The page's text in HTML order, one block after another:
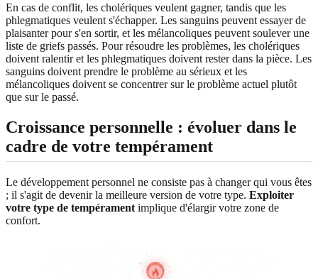
En cas de conflit, les cholériques veulent gagner, tandis que les
phlegmatiques veulent s'échapper. Les sanguins peuvent essayer de
plaisanter pour s'en sortir, et les mélancoliques peuvent soulever une
liste de griefs passés. Pour résoudre les problèmes, les cholériques
doivent ralentir et les phlegmatiques doivent rester dans la pièce. Les
sanguins doivent prendre le problème au sérieux et les
mélancoliques doivent se concentrer sur le problème actuel plutôt
que sur le passé.
Croissance personnelle : évoluer dans le
cadre de votre tempérament
Le développement personnel ne consiste pas à changer qui vous êtes
; il s'agit de devenir la meilleure version de votre type. Exploiter
votre type de tempérament implique d'élargir votre zone de
confort.